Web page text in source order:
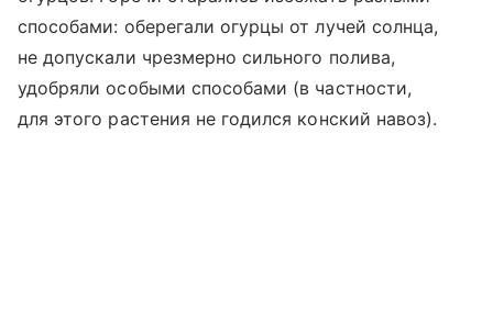
способами: оберегали огурцы от лучей солнца,
не допускали чрезмерно сильного полива,
удобряли особыми способами (в частности,
для этого растения не годился конский навоз).